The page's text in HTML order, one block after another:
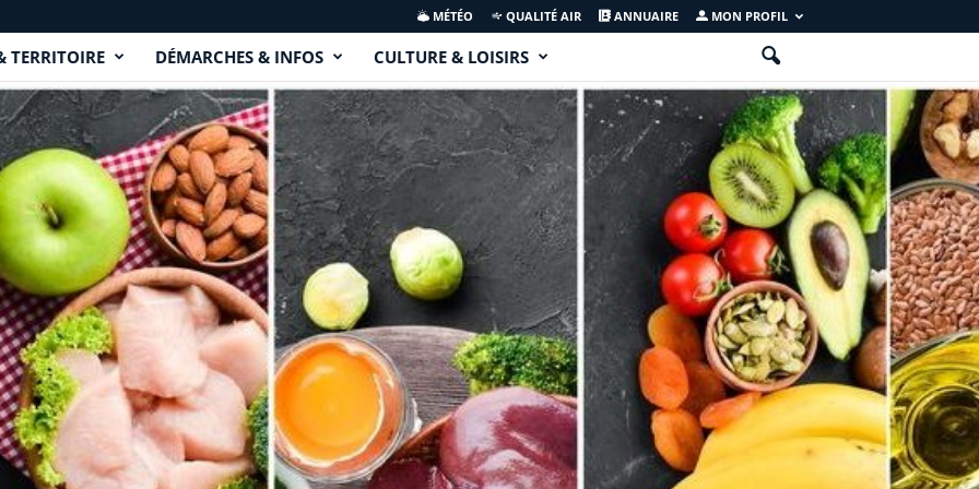
MÉTÉO QUALITÉ AIR ANNUAIRE MON PROFIL
TERRITOIRE DÉMARCHES & INFOS CULTURE & LOISIRS